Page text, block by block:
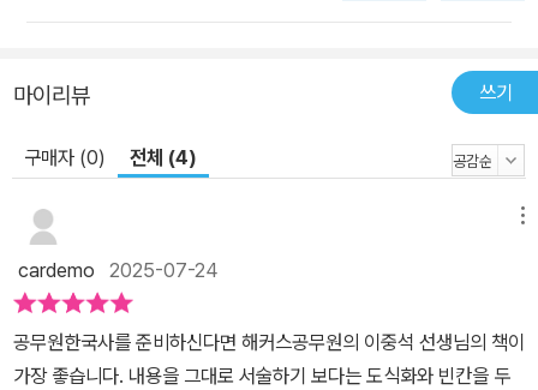
마이리뷰 쓰기
구매자 (0) 전체 (4)
cardemo 2025-07-24
공무원한국사를 준비하신다면 해커스공무원의 이중석 선생님의 책이
가장 좋습니다. 내용을 그대로 서술하기 보다는 도식화와 빈칸을 두